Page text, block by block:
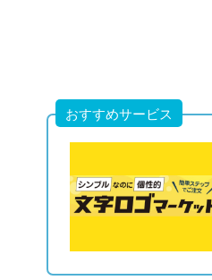
おすすめサービス